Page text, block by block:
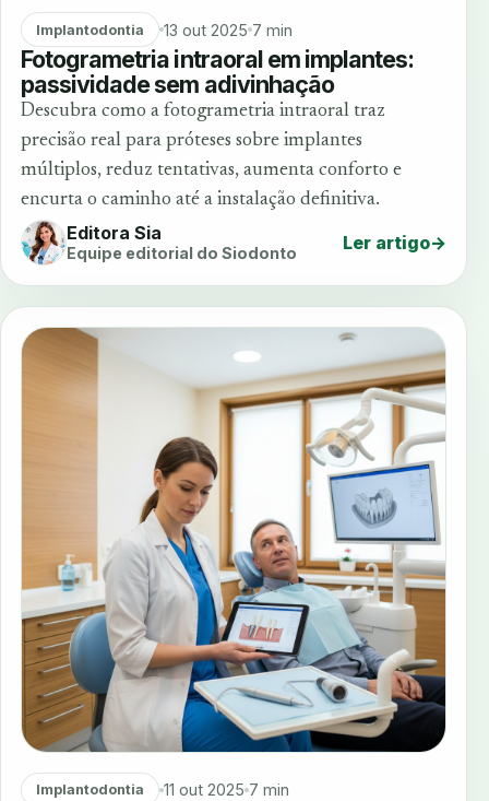
Implantodontia 13 out 2025 7 min
Fotogrametria intraoral em implantes:
passividade sem adivinhação
Descubra como a fotogrametria intraoral traz
precisão real para próteses sobre implantes
múltiplos, reduz tentativas, aumenta conforto e
encurta o caminho até a instalação definitiva.
Editora Sia
Equipe editorial do Siodonto Ler artigo→
Implantodontia 11 out 2025 7 min